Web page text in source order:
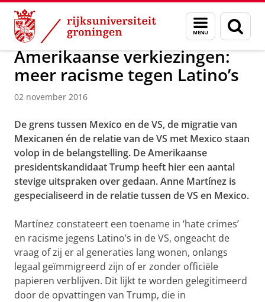
Skip
Content
Skip
Navigation
Menu
en
zoeken
Over ons
Amerikaanse verkiezingen:
meer racisme tegen Latino’s
02 november 2016
De grens tussen Mexico en de VS, de migratie van
Mexicanen én de relatie van de VS met Mexico staan
volop in de belangstelling. De Amerikaanse
presidentskandidaat Trump heeft hier een aantal
stevige uitspraken over gedaan. Anne Martínez is
gespecialiseerd in de relatie tussen de VS en Mexico.
Martínez constateert een toename in ‘hate crimes’
en racisme jegens Latino’s in de VS, ongeacht de
vraag of zij er al generaties lang wonen, onlangs
legaal geïmmigreerd zijn of er zonder officiële
papieren verblijven. Dit lijkt te worden gelegitimeerd
door de opvattingen van Trump, die in